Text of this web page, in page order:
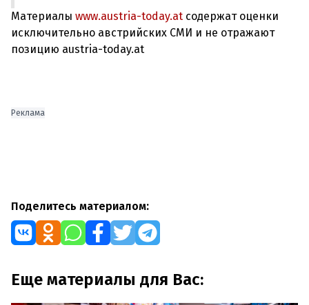
Материалы www.austria-today.at содержат оценки
исключительно австрийских СМИ и не отражают
позицию austria-today.at
Реклама
Поделитесь материалом:
Еще материалы для Вас: